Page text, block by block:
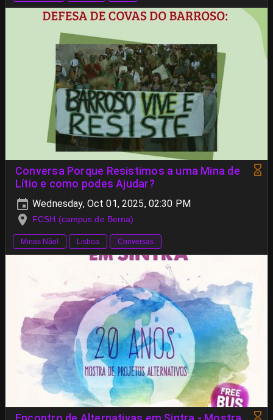
Conversa Porque Resistimos a uma Mina de
Lítio e como podes Ajudar?
Wednesday, Oct 01, 2025, 02:30 PM
FCSH (campus de Berna)
Minas Não! Lisboa Conversas